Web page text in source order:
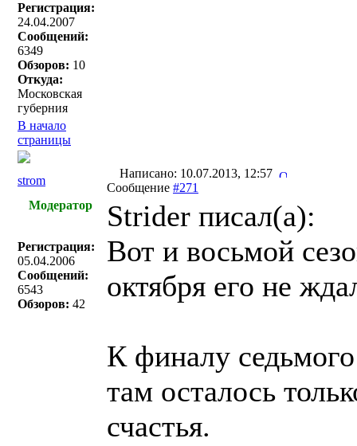
Регистрация:
24.04.2007
Сообщений:
6349
Обзоров: 10
Откуда:
Московская
губерния
В начало
страницы
strom
Написано: 10.07.2013, 12:57
Сообщение #271
Модератор
Регистрация:
05.04.2006
Сообщений:
6543
Обзоров: 42
Strider писал(a):
Вот и восьмой
октября его не
К финалу
там осталось
счастья.